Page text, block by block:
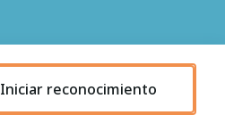
Iniciar reconocimiento